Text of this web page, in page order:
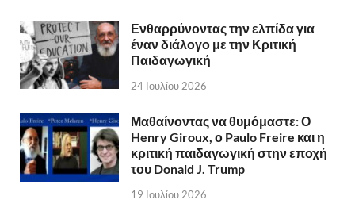
Ενθαρρύνοντας την ελπίδα για
έναν διάλογο με την Κριτική
Παιδαγωγική
24 Ιουλίου 2026
Μαθαίνοντας να θυμόμαστε: Ο
Henry Giroux, ο Paulo Freire και η
κριτική παιδαγωγική στην εποχή
του Donald J. Trump
19 Ιουλίου 2026